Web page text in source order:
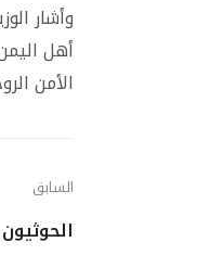
وأشار
أهل
الأمن
السابق